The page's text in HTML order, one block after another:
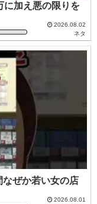
に加え悪の限りを
2026.08.02
ネタ
なぜか若い女の店
2026.08.01